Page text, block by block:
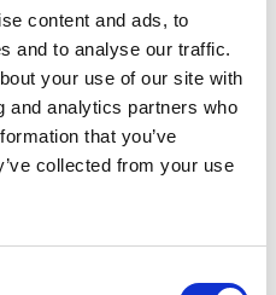
content and ads, to
and to analyse our traffic.
your use of our site with
and analytics partners who
that you’ve
collected from your use
ha superato
miliardi di euro